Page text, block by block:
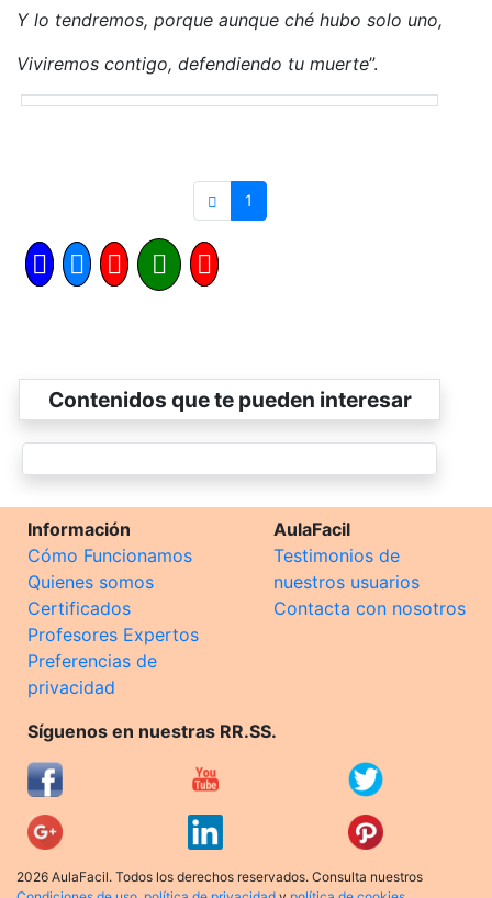
Y lo tendremos, porque aunque ché hubo solo uno,
Viviremos contigo, defendiendo tu muerte”.
1
Contenidos que te pueden interesar
Información
Cómo Funcionamos
Quienes somos
Certificados
Profesores Expertos
Preferencias de
privacidad
AulaFacil
Testimonios de
nuestros usuarios
Contacta con nosotros
Síguenos en nuestras RR.SS.
2026 AulaFacil. Todos los derechos reservados. Consulta nuestros